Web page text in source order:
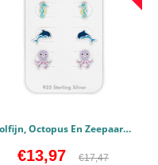
Dolfijn, Octopus En Zeepaardje - 925 sterling zilver Kinderen Sets PCJW48998
€13,97 €17,47